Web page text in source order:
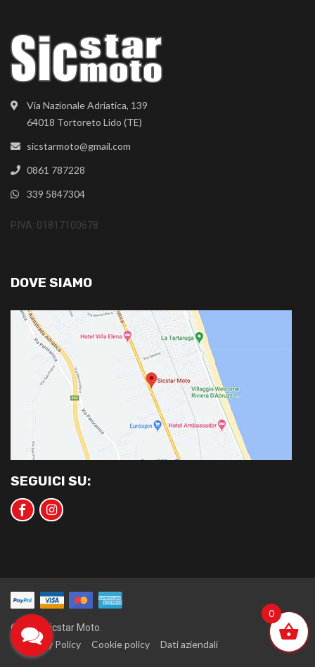
Via Nazionale Adriatica, 139
64018 Tortoreto Lido (TE)
sicstarmoto@gmail.com
0861 787228
339 5847304
P.IVA: 01817100678
DOVE SIAMO
SEGUICI SU:
©2020 Sicstar Moto.
Privacy Policy Cookie policy Dati aziendali
0